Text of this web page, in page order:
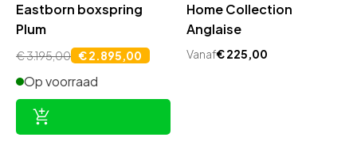
Eastborn boxspring
Plum
€3.195,00
Oorspronkelijke
prijs
was:
€ 3.195,00.
€2.895,00
Huidige
prijs
is:
€ 2.895,00.
Op voorraad
Home Collection
Anglaise
Vanaf€225,00